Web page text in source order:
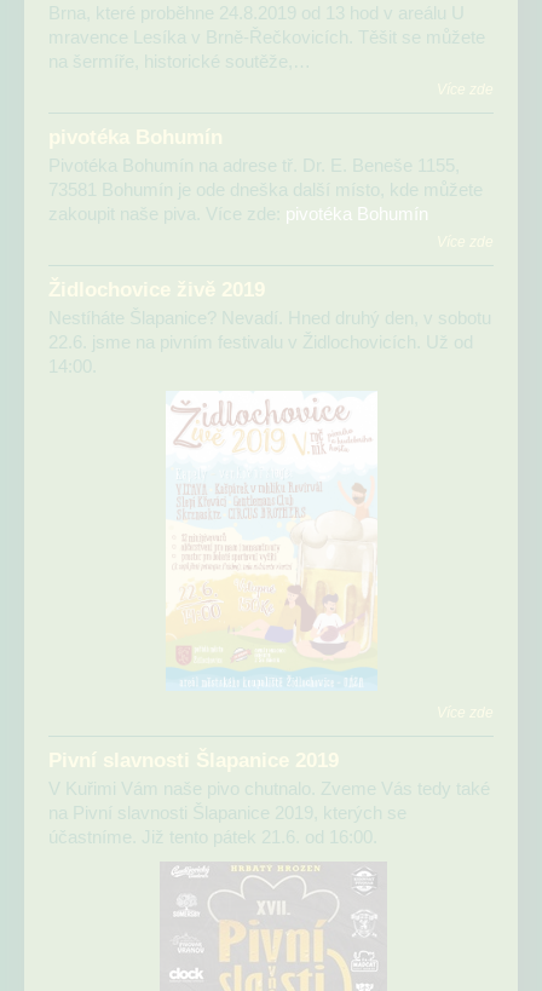
Brna, které proběhne 24.8.2019 od 13 hod v areálu U
mravence Lesíka v Brně-Řečkovicích. Těšit se můžete
na šermíře, historické soutěže,…
Více zde
pivotéka Bohumín
Pivotéka Bohumín na adrese tř. Dr. E. Beneše 1155,
73581 Bohumín je ode dneška další místo, kde můžete
zakoupit naše piva. Více zde: pivotéka Bohumín
Více zde
Židlochovice živě 2019
Nestíháte Šlapanice? Nevadí. Hned druhý den, v sobotu
22.6. jsme na pivním festivalu v Židlochovicích. Už od
14:00.
Více zde
Pivní slavnosti Šlapanice 2019
V Kuřimi Vám naše pivo chutnalo. Zveme Vás tedy také
na Pivní slavnosti Šlapanice 2019, kterých se
účastníme. Již tento pátek 21.6. od 16:00.